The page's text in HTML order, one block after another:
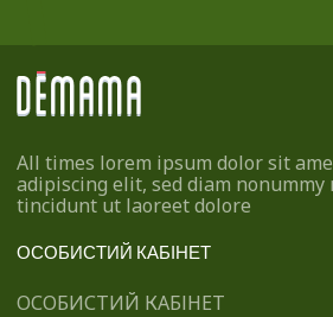
All times lorem ipsum dolor sit
adipiscing elit, sed diam nonummy
tincidunt ut laoreet dolore
ОСОБИСТИЙ КАБІНЕТ
ОСОБИСТИЙ КАБІНЕТ